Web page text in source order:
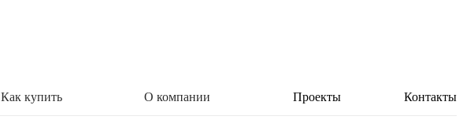
Как купить О компании Проекты Контакты